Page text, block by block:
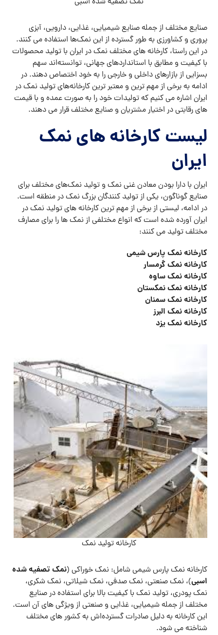
صنایع مختلف از جمله صنایع شیمیایی، غذایی، دارویی، آبزی
‌پروری و کشاورزی به طور گسترده از این نمک‌ها استفاده می ‌کنند.
در این راستا، کارخانه ‌های مختلف نمک در ایران با تولید محصولات
با کیفیت و مطابق با استانداردهای جهانی، توانسته‌اند سهم
بسزایی از بازارهای داخلی و خارجی را به خود اختصاص دهند. در
ادامه به برخی از مهم ‌ترین و معتبر ترین کارخانه‌های تولید نمک در
ایران اشاره می ‌کنیم که تولیدات خود را به صورت عمده و با قیمت
‌های رقابتی در اختیار مشتریان و صنایع مختلف قرار می ‌دهند.
لیست کارخانه های نمک
ایران
ایران با دارا بودن معادن غنی نمک و تولید نمک‌های مختلف برای
صنایع گوناگون، یکی از تولید کنندگان بزرگ نمک در منطقه است.
در ادامه، لیستی از برخی از مهم ‌ترین کارخانه ‌های تولید نمک در
ایران آورده شده است که انواع مختلفی از نمک ‌ها را برای مصارف
مختلف تولید می ‌کنند:
کارخانه نمک پارس شیمی
کارخانه نمک گرمسار
کارخانه نمک ساوه
کارخانه نمک نمکستان
کارخانه نمک سمنان
کارخانه نمک البرز
کارخانه نمک یزد
کارخانه تولید نمک
کارخانه نمک پارس شیمی شامل: نمک خوراکی (نمک تصفیه شده
اسبی)، نمک صنعتی، نمک صدفی، نمک شیلاتی، نمک شکری،
نمک پودری، تولید نمک با کیفیت بالا برای استفاده در صنایع
مختلف از جمله شیمیایی، غذایی و صنعتی از ویژگی های آن است.
این کارخانه به دلیل صادرات گسترده‌اش به کشور های مختلف
شناخته می ‌شود.